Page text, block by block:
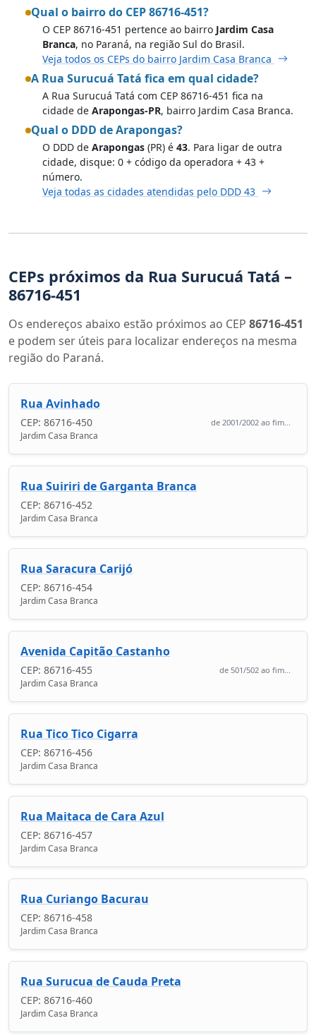
Qual o bairro do CEP 86716-451?
O CEP 86716-451 pertence ao bairro Jardim Casa
Branca, no Paraná, na região Sul do Brasil.
Veja todos os CEPs do bairro Jardim Casa Branca
A Rua Surucuá Tatá fica em qual cidade?
A Rua Surucuá Tatá com CEP 86716-451 fica na
cidade de Arapongas-PR, bairro Jardim Casa Branca.
Qual o DDD de Arapongas?
O DDD de Arapongas (PR) é 43. Para ligar de outra
cidade, disque: 0 + código da operadora + 43 +
número.
Veja todas as cidades atendidas pelo DDD 43
CEPs próximos da Rua Surucuá Tatá –
86716-451
Os endereços abaixo estão próximos ao CEP 86716-451
e podem ser úteis para localizar endereços na mesma
região do Paraná.
Rua Avinhado
CEP: 86716-450 de 2001/2002 ao fim...
Jardim Casa Branca
Rua Suiriri de Garganta Branca
CEP: 86716-452
Jardim Casa Branca
Rua Saracura Carijó
CEP: 86716-454
Jardim Casa Branca
Avenida Capitão Castanho
CEP: 86716-455 de 501/502 ao fim...
Jardim Casa Branca
Rua Tico Tico Cigarra
CEP: 86716-456
Jardim Casa Branca
Rua Maitaca de Cara Azul
CEP: 86716-457
Jardim Casa Branca
Rua Curiango Bacurau
CEP: 86716-458
Jardim Casa Branca
Rua Surucua de Cauda Preta
CEP: 86716-460
Jardim Casa Branca